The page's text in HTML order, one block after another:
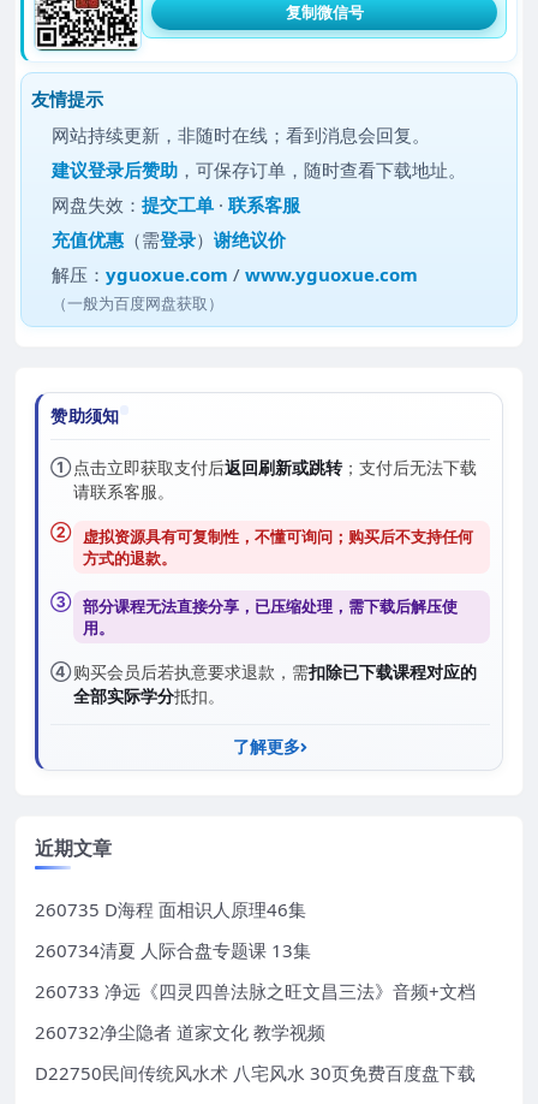
复制微信号
友情提示
网站持续更新，非随时在线；看到消息会回复。
建议登录后赞助 ，可保存订单，随时查看下载地址。
网盘失效：提交工单 ·联系客服
充值优惠 （需登录）谢绝议价
解压：yguoxue.com /www.yguoxue.com
（一般为百度网盘获取）
赞助须知
①点击立即获取支付后返回刷新或跳转；支付后无法下载
请联系客服。
② 虚拟资源具有可复制性，不懂可询问；购买后不支持任何
方式的退款。
③ 部分课程无法直接分享，已压缩处理，需下载后解压使
用。
④购买会员后若执意要求退款，需扣除已下载课程对应的
全部实际学分抵扣。
了解更多
近期文章
260735 D海程 面相识人原理46集
260734清夏 人际合盘专题课 13集
260733 净远《四灵四兽法脉之旺文昌三法》音频+文档
260732净尘隐者 道家文化 教学视频
D22750民间传统风水术 八宅风水 30页免费百度盘下载